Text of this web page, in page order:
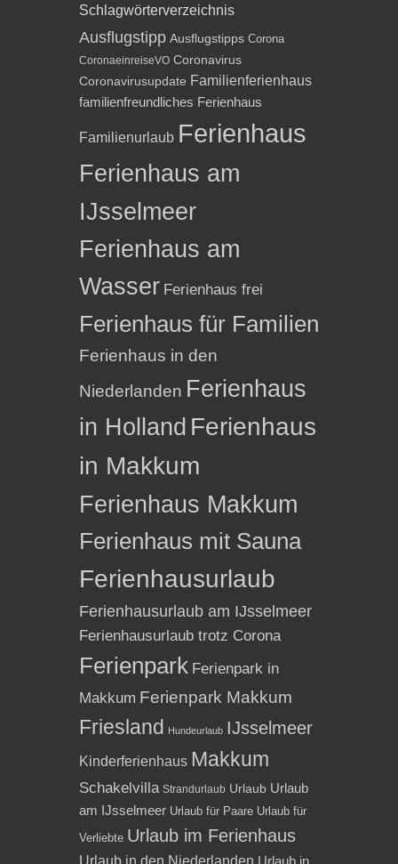
Schlagwörterverzeichnis
Ausflugstipp Ausflugstipps Corona
CoronaeinreiseVO Coronavirus
Coronavirusupdate Familienferienhaus
familienfreundliches Ferienhaus
Familienurlaub Ferienhaus
Ferienhaus am
IJsselmeer
Ferienhaus am
Wasser Ferienhaus frei
Ferienhaus für Familien
Ferienhaus in den
Niederlanden Ferienhaus
in Holland Ferienhaus
in Makkum
Ferienhaus Makkum
Ferienhaus mit Sauna
Ferienhausurlaub
Ferienhausurlaub am IJsselmeer
Ferienhausurlaub trotz Corona
Ferienpark Ferienpark in
Makkum Ferienpark Makkum
Friesland Hundeurlaub IJsselmeer
Kinderferienhaus Makkum
Schakelvilla Strandurlaub Urlaub Urlaub
am IJsselmeer Urlaub für Paare Urlaub für
Verliebte Urlaub im Ferienhaus
Urlaub in den Niederlanden Urlaub in